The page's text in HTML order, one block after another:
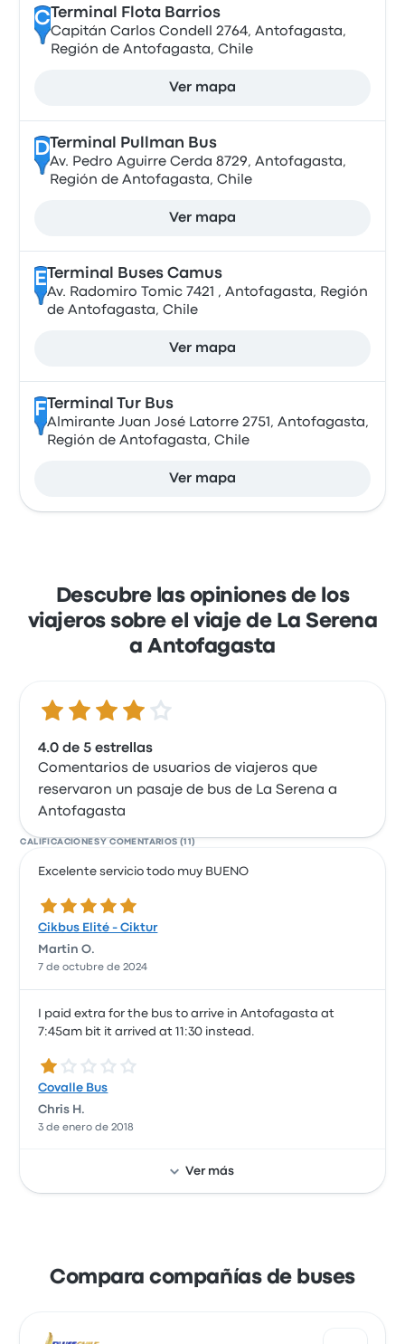
CTerminal Flota Barrios
Capitán Carlos Condell 2764, Antofagasta,
Región de Antofagasta, Chile
Ver mapa
DTerminal Pullman Bus
Av. Pedro Aguirre Cerda 8729, Antofagasta,
Región de Antofagasta, Chile
Ver mapa
E Terminal Buses Camus
Av. Radomiro Tomic 7421 , Antofagasta, Región
de Antofagasta, Chile
Ver mapa
F Terminal Tur Bus
Almirante Juan José Latorre 2751, Antofagasta,
Región de Antofagasta, Chile
Ver mapa
Descubre las opiniones de los
viajeros sobre el viaje de La Serena
a Antofagasta
4.0 de 5 estrellas
4.0 de 5 estrellas
Comentarios de usuarios de viajeros que
reservaron un pasaje de bus de La Serena a
Antofagasta
CALIFICACIONES Y COMENTARIOS (11)
Excelente servicio todo muy BUENO
5.0 de 5 estrellas
Cikbus Elité - Ciktur
Martin O.
7 de octubre de 2024
I paid extra for the bus to arrive in Antofagasta at
7:45am bit it arrived at 11:30 instead.
1.0 de 5 estrellas
Covalle Bus
Chris H.
3 de enero de 2018
Ver más
Compara compañías de buses